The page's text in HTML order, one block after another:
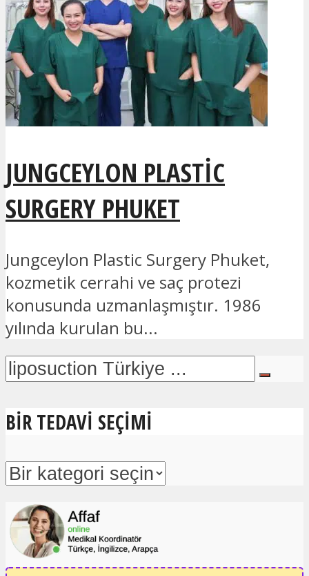
JUNGCEYLON PLASTIC
SURGERY PHUKET
Jungceylon Plastic Surgery Phuket,
kozmetik cerrahi ve saç protezi
konusunda uzmanlaşmıştır. 1986
yılında kurulan bu...
BIR TEDAVI SEÇIMI